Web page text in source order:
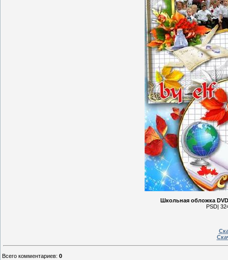
Школьная обложка
PSD|
Всего комментариев: 0